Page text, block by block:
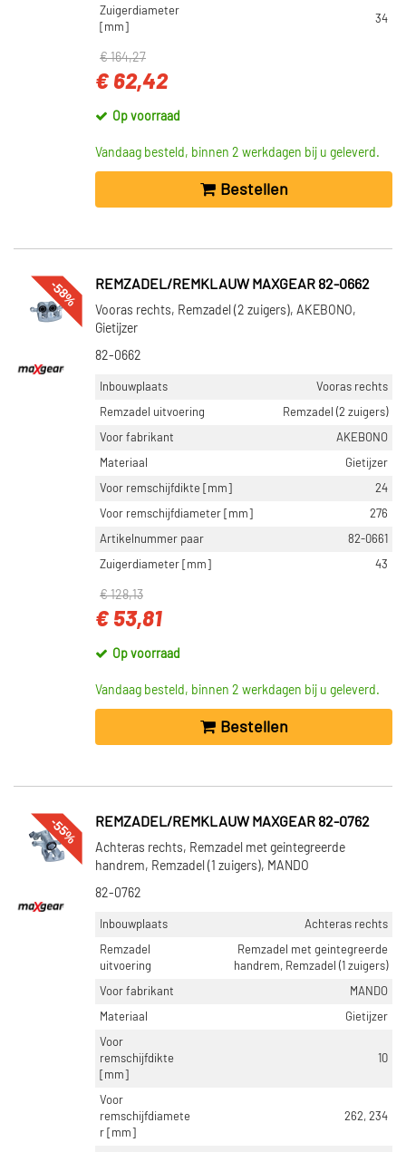
Zuigerdiameter
[mm]
34
€ 164,27
€ 62,42
Op voorraad
Vandaag besteld, binnen 2 werkdagen bij u geleverd.
Bestellen
-58% REMZADEL/REMKLAUW MAXGEAR 82-0662
Vooras rechts, Remzadel (2 zuigers), AKEBONO,
Gietijzer
82-0662
Inbouwplaats
Vooras rechts
Remzadel uitvoering
Remzadel (2 zuigers)
Voor fabrikant
AKEBONO
Materiaal
Gietijzer
Voor remschijfdikte [mm]
24
Voor remschijfdiameter [mm]
276
Artikelnummer paar
82-0661
Zuigerdiameter [mm]
43
€ 128,13
€ 53,81
Op voorraad
Vandaag besteld, binnen 2 werkdagen bij u geleverd.
Bestellen
-55% REMZADEL/REMKLAUW MAXGEAR 82-0762
Achteras rechts, Remzadel met geintegreerde
handrem, Remzadel (1 zuigers), MANDO
82-0762
Inbouwplaats
Achteras rechts
Remzadel
uitvoering
Remzadel met geintegreerde
handrem, Remzadel (1 zuigers)
Voor fabrikant
MANDO
Materiaal
Gietijzer
Voor
remschijfdikte
[mm]
10
Voor
remschijfdiamete
r [mm]
262, 234